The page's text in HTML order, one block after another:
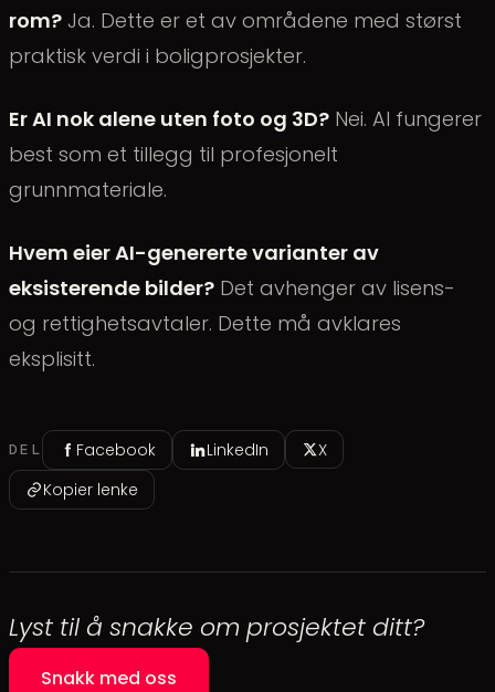
rom? Ja. Dette er et av områdene med størst
praktisk verdi i boligprosjekter.
Er AI nok alene uten foto og 3D? Nei. AI fungerer
best som et tillegg til profesjonelt
grunnmateriale.
Hvem eier AI-genererte varianter av
eksisterende bilder? Det avhenger av lisens-
og rettighetsavtaler. Dette må avklares
eksplisitt.
DEL Facebook LinkedIn
X
Kopier lenke
Lyst til å snakke om prosjektet ditt?
Snakk med oss